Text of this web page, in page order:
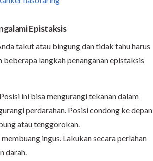
Epistaksis
takut atau bingung dan tidak tahu harus
langkah penanganan epistaksis
ini bisa mengurangi tekanan dalam
perdarahan. Posisi condong ke depan
atau tenggorokan.
ingus. Lakukan secara perlahan
darah.